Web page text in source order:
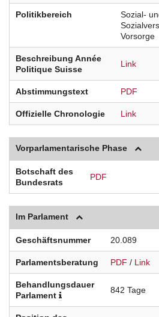
Politikbereich
Sozial-
Vorsorge
Beschreibung Année
Politique Suisse
Link
Abstimmungstext PDF
Offizielle Chronologie Link
Vorparlamentarische Phase
Botschaft des
Bundesrats
PDF
Im Parlament
Geschäftsnummer 20.089
Parlamentsberatung PDF / Link
Behandlungsdauer
Parlament
842 Tage